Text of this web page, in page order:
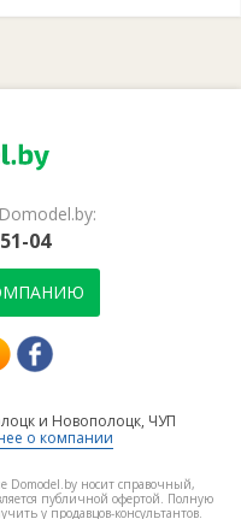
04
и Новополоцк, ЧУП
о компании
Domodel.by носит справочный,
публичной офертой. Полную
у продавцов-консультантов.